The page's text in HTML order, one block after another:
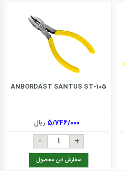
ANBORDAST SANTUS ST-105
5/746/000 ریال
سفارش این محصول